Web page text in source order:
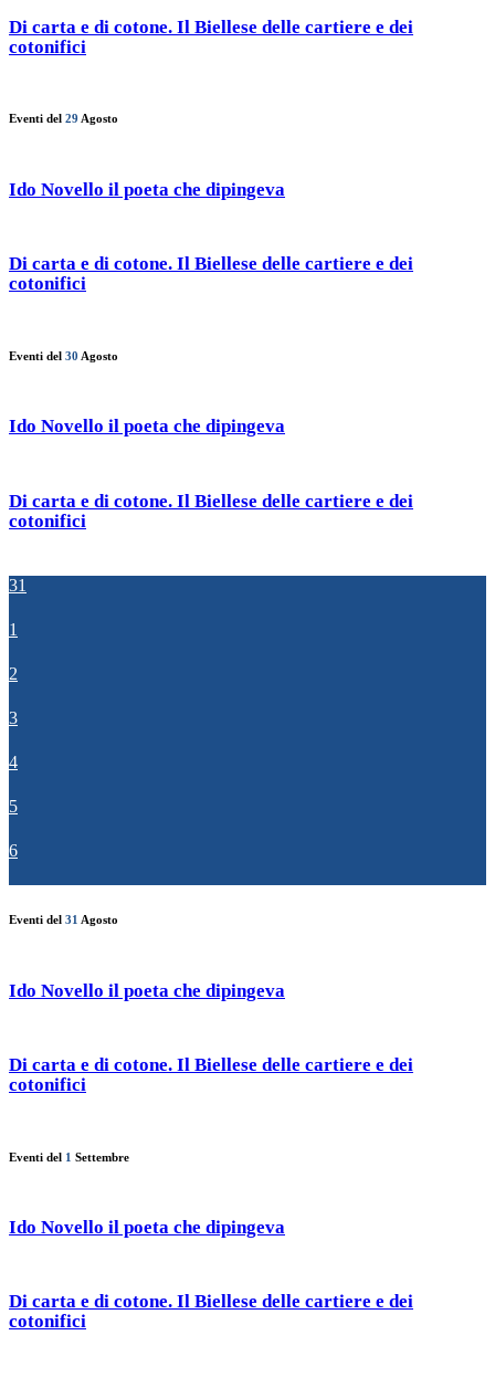
Di carta e di cotone. Il Biellese delle cartiere e dei
cotonifici
Eventi del 29 Agosto
Ido Novello il poeta che dipingeva
Di carta e di cotone. Il Biellese delle cartiere e dei
cotonifici
Eventi del 30 Agosto
Ido Novello il poeta che dipingeva
Di carta e di cotone. Il Biellese delle cartiere e dei
cotonifici
31
1
2
3
4
5
6
Eventi del 31 Agosto
Ido Novello il poeta che dipingeva
Di carta e di cotone. Il Biellese delle cartiere e dei
cotonifici
Eventi del 1 Settembre
Ido Novello il poeta che dipingeva
Di carta e di cotone. Il Biellese delle cartiere e dei
cotonifici